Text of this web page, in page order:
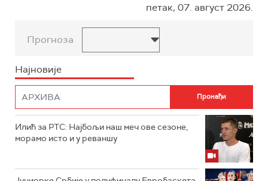
петак, 07. август 2026.
Прогноза
Најновије
Илић за РТС: Најбољи наш меч ове сезоне,
морамо исто и у реваншу